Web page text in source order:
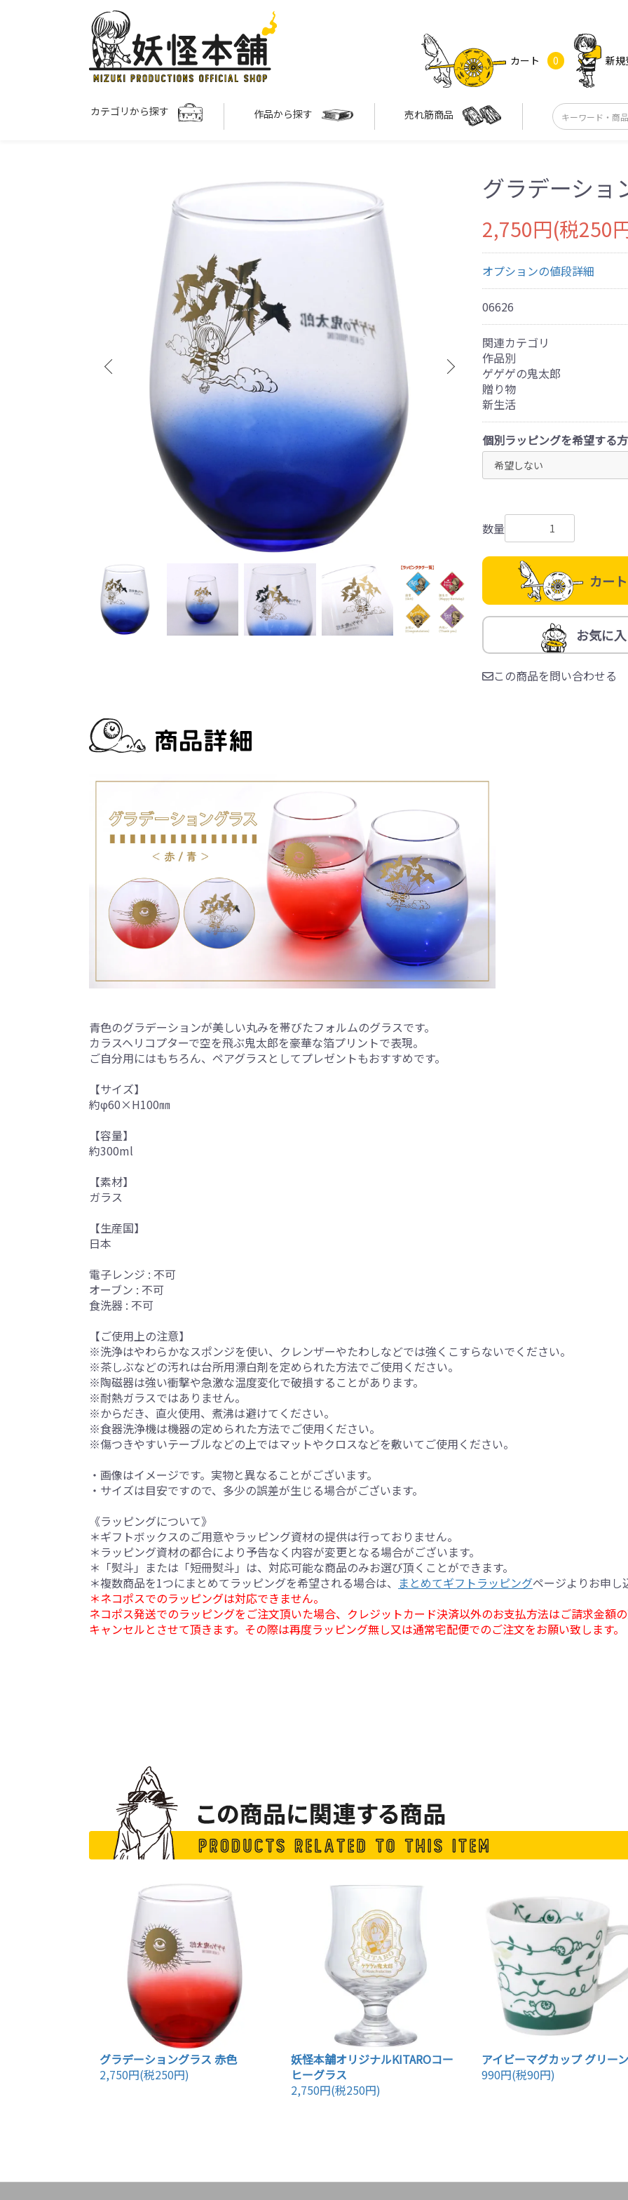
カート 0 新規
カテゴリから探す 作品から探す 売れ筋商品
グラデーショ
2,750円(税250
オプションの値段詳細
06626
関連カテゴリ
作品別
ゲゲゲの鬼太郎
贈り物
新生活
個別ラッピングを希望する
数量
カー
お気に
この商品を問い合わせる
青色のグラデーションが美しい丸みを帯びたフォルムのグラスです。
カラスヘリコプターで空を飛ぶ鬼太郎を豪華な箔プリントで表現。
ご自分用にはもちろん、ペアグラスとしてプレゼントもおすすめです。
【サイズ】
約φ60×H100㎜
【容量】
約300ml
【素材】
ガラス
【生産国】
日本
電子レンジ : 不可
オーブン : 不可
食洗器 : 不可
【ご使用上の注意】
※洗浄はやわらかなスポンジを使い、クレンザーやたわしなどでは強くこすらないでください。
※茶しぶなどの汚れは台所用漂白剤を定められた方法でご使用ください。
※陶磁器は強い衝撃や急激な温度変化で破損することがあります。
※耐熱ガラスではありません。
※からだき、直火使用、煮沸は避けてください。
※食器洗浄機は機器の定められた方法でご使用ください。
※傷つきやすいテーブルなどの上ではマットやクロスなどを敷いてご使用ください。
・画像はイメージです。実物と異なることがございます。
・サイズは目安ですので、多少の誤差が生じる場合がございます。
《ラッピングについて》
＊ギフトボックスのご用意やラッピング資材の提供は行っておりません。
＊ラッピング資材の都合により予告なく内容が変更となる場合がございます。
＊「熨斗」または「短冊熨斗」は、対応可能な商品のみお選び頂くことができます。
＊複数商品を1つにまとめてラッピングを希望される場合は、 まとめてギフトラッピングページよりお申し
＊ネコポスでのラッピングは対応できません。
ネコポス発送でのラッピングをご注文頂いた場合、クレジットカード決済以外のお支払方法はご請求金額
キャンセルとさせて頂きます。その際は再度ラッピング無し又は通常宅配便でのご注文をお願い致します。
グラデーショングラス 赤色
2,750円(税250円)
妖怪本舗オリジナルKITAROコー
ヒーグラス
2,750円(税250円)
アイビーマグカップ グリーン
990円(税90円)